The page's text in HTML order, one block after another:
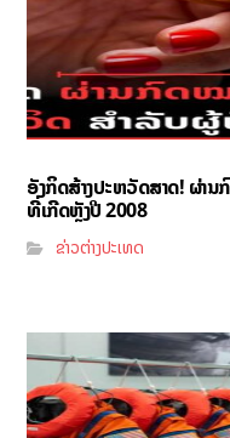
ອັງກິດສ້າງປະຫວັດສາດ! ຜ່າ
ທີ່ເກີດຫຼັງປີ 2008
ຂ່າວຕ່າງປະເທດ